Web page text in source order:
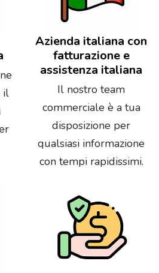
il
Azienda italiana con
fatturazione e
assistenza italiana
Il nostro team
commerciale è a tua
disposizione per
qualsiasi informazione
con tempi rapidissimi.